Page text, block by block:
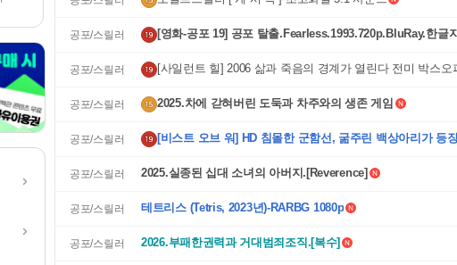
공포/스릴러 [영화-공포 19] 공포 탈출.Fearless.1993.720p.BluRay.한글
공포/스릴러
[사일런트 힐] 2006 삶과 죽음의 경계가 열린다 전미 박스오
공포/스릴러 2025.차에 갇혀버린 도둑과 차주와의 생존 게임
공포/스릴러 [비스트 오브 워] HD 침몰한 군함선, 굶주린 백상아리가 등
공포/스릴러 2025.실종된 십대 소녀의 아버지.[Reverence]
공포/스릴러 테트리스 (Tetris, 2023년)-RARBG 1080p
공포/스릴러 2026.부패한권력과 거대범죄조직.[복수]